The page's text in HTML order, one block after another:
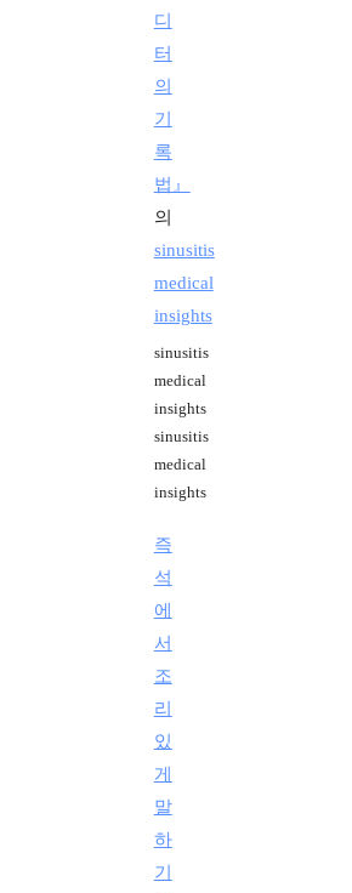
디
터
의
기
록
법』
의
sinusitis
medical
insights
sinusitis
medical
insights
sinusitis
medical
insights
즉
석
에
서
조
리
있
게
말
하
기